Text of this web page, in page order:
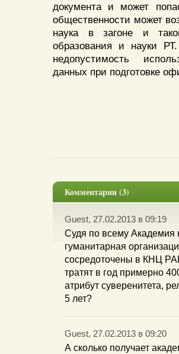
документа и может
общественности может
наука в загоне и
образования и науки
недопустимость
данных при подготовке
Комментарии (3)
Guest, 27.02.2013 в 09:19
Судя по всему Академия
гуманитарная
сосредоточены в КНЦ
тратят в год примерно
атрибут суверенитета,
5 лет?
Guest, 27.02.2013 в 09:20
А сколько получает